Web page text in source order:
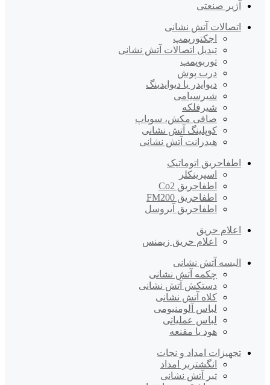
آژیر صنعتی
اتصالات آتش نشانی
اجکتورپمپ
تبدیل اتصالات آتش نشانی
توربوپمپ
درب پوش
دیوایدر یا دیوایدینگ
شیرسیامی
شیرفلکه
صافی مکش، سوپاپ
کوپلینگ آتش نشانی
هیدرانت آتش نشانی
اطفاحریق اتوماتیک
اسپرینکلر
اطفاحریق Co2
اطفاحریق FM200
اطفاحریق آیروسل
اعلام حریق
اعلام حریق زیمنس
البسه آتش نشانی
چکمه آتش نشانی
دستکش آتش نشانی
کلاه آتش نشانی
لباس آلومنیومی
لباس عملیاتی
هود یا مقنعه
تجهیزات امداد و نجات
انگشتربر امداد
تبر آتش نشانی